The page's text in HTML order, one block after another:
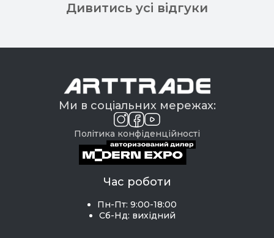
Дивитись усі відгуки
Ми в соціальних мережах:
Політика конфіденційності
Час роботи
Пн-Пт: 9:00-18:00
Сб-Нд: вихідний